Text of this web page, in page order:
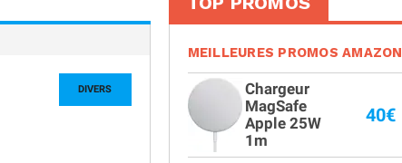
DIVERS
MEILLEURES PROMOS AMAZON
Chargeur
MagSafe
Apple 25W
1m
40€